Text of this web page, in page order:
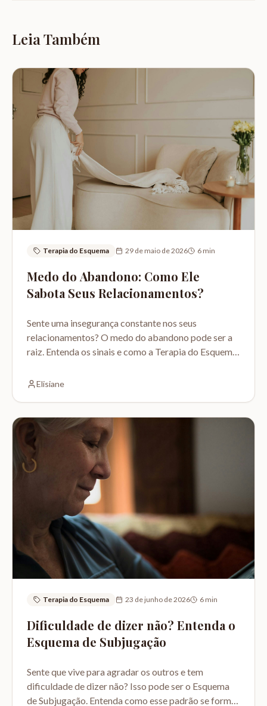
Leia Também
Terapia do Esquema 29 de maio de 2026 6min
Medo do Abandono: Como Ele
Sabota Seus Relacionamentos?
Sente uma insegurança constante nos seus
relacionamentos? O medo do abandono pode ser a
raiz. Entenda os sinais e como a Terapia do Esquema
Elisiane
Terapia do Esquema 23 de junho de 2026 6min
Dificuldade de dizer não? Entenda o
Esquema de Subjugação
Sente que vive para agradar os outros e tem
dificuldade de dizer não? Isso pode ser o Esquema
de Subjugação. Entenda como esse padrão se forma